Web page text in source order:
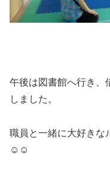
午後は図書館へ行き、
しました。
職員と一緒に大好きな
☺☺